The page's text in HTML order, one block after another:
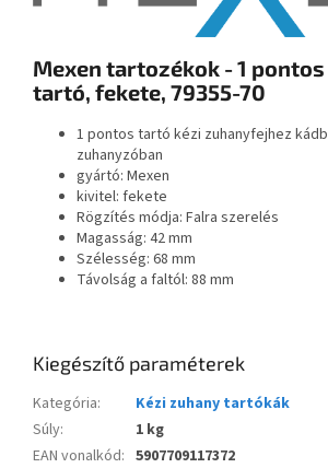
Mexen tartozékok - 1
tartó, fekete, 79355-70
1 pontos tartó kézi zuhanyfejhez
zuhanyzóban
gyártó: Mexen
kivitel: fekete
Rögzítés módja: Falra szerelés
Magasság: 42 mm
Szélesség: 68 mm
Távolság a faltól: 88 mm
Kiegészítő paraméterek
Kategória:
Kézi zuhany tartókák
Súly:
1 kg
EAN vonalkód: 5907709117372